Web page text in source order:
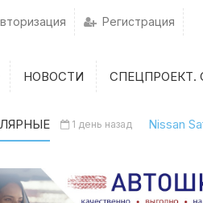
Регистрация
НОВОСТИ СПЕЦПРОЕКТ.
1 день назад Nissan